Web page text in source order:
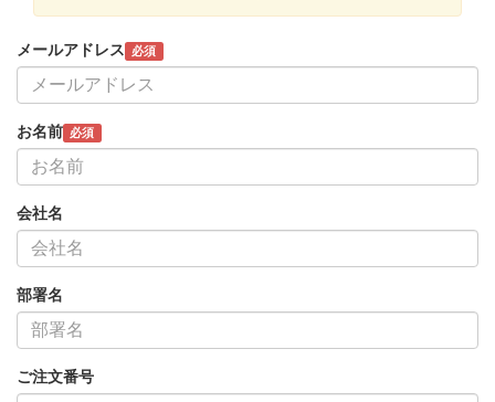
メールアドレス 必須
お名前 必須
会社名
部署名
ご注文番号